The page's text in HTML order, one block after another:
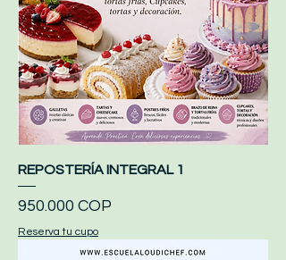
REPOSTERÍA INTEGRAL 1
Precio
950.000 COP
Reserva tu cupo